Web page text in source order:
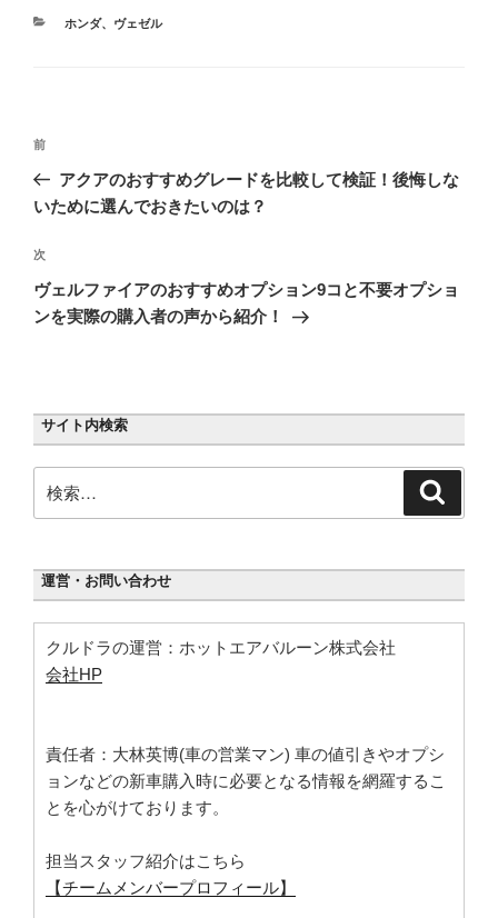
カ
ホンダ、 ヴェゼル
投
ゲ
ー
シ
前
の
投
前
アクアのおすすめグレードを比較して検証！後悔しな
いために選んでおきたいのは？
次
の
投
次
ヴェルファイアのおすすめオプション9コと不要オプショ
ンを実際の購入者の声から紹介！
サイト内検索
索:
運営・お問い合わせ
クルドラの運営：ホットエアバルーン株式会社
会社HP
責任者：大林英博(車の営業マン) 車の値引きやオプシ
ョンなどの新車購入時に必要となる情報を網羅するこ
とを心がけております。
担当スタッフ紹介はこちら
【チームメンバープロフィール】